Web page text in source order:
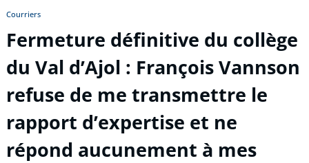
Courriers
Fermeture définitive du collège
du Val d’Ajol : François Vannson
refuse de me transmettre le
rapport d’expertise et ne
répond aucunement à mes